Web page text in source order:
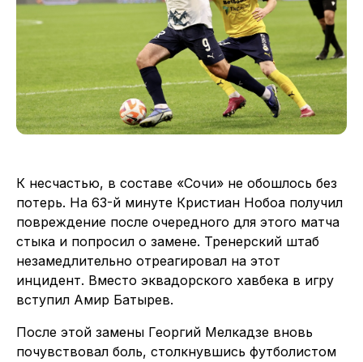
К несчастью, в составе «Сочи» не обошлось без
потерь. На 63-й минуте Кристиан Нобоа получил
повреждение после очередного для этого матча
стыка и попросил о замене. Тренерский штаб
незамедлительно отреагировал на этот
инцидент. Вместо эквадорского хавбека в игру
вступил Амир Батырев.
После этой замены Георгий Мелкадзе вновь
почувствовал боль, столкнувшись футболистом